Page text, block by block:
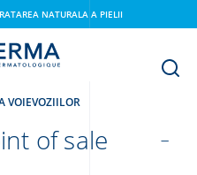
NATURALA A PIELII
VOIEVOZIILOR
of sale